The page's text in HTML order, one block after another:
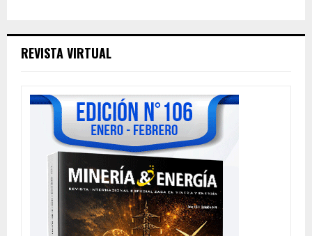
REVISTA VIRTUAL